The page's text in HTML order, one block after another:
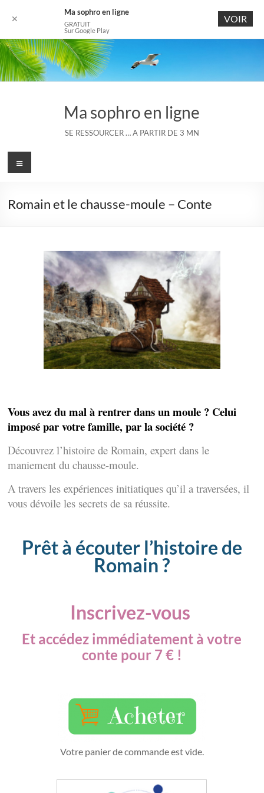
Aller
au
contenu
Ma sophro en ligne
SE RESSOURCER … A PARTIR DE 3 MN
Menu
Romain et le chausse-moule – Conte
Vous avez du mal à rentrer dans un moule ? Celui
imposé par votre famille, par la société ?
Découvrez l’histoire de Romain, expert dans le
maniement du chausse-moule.
A travers les expériences initiatiques qu’il a traversées, il
vous dévoile les secrets de sa réussite.
Prêt à écouter l’histoire de
Romain ?
Inscrivez-vous
Et accédez immédiatement à votre
conte pour 7 € !
Votre panier de commande est vide.
✕
Ma sophro en ligne
GRATUIT
Sur Google Play
VOIR